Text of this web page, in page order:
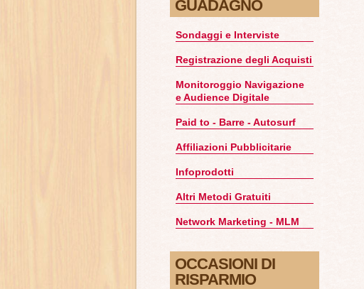
GUADAGNO
Sondaggi e Interviste
Registrazione degli Acquisti
Monitoroggio Navigazione
e Audience Digitale
Paid to - Barre - Autosurf
Affiliazioni Pubblicitarie
Infoprodotti
Altri Metodi Gratuiti
Network Marketing - MLM
OCCASIONI DI
RISPARMIO